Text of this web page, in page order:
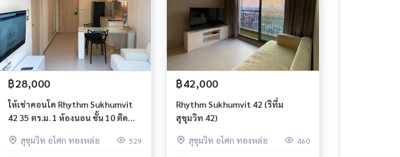
฿28,000
ให้เช่าคอนโด Rhythm Sukhumvit
42 35 ตร.ม. 1 ห้องนอน ชั้น 10 ติด
สุขุมวิท อโศก ทองหล่อ
529
฿42,000
Rhythm Sukhumvit 42 (ริทึ่ม
สุขุมวิท 42)
สุขุมวิท อโศก ทองหล่อ 460